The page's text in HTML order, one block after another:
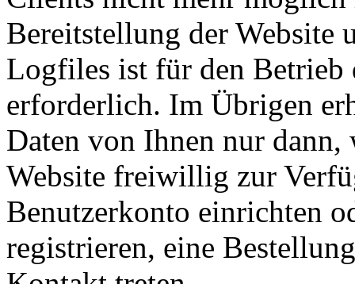
Bereitstellung der Website
Logfiles ist für den Betrieb
erforderlich. Im Übrigen
Daten von Ihnen nur dann,
Website freiwillig zur
Benutzerkonto einrichten
registrieren, eine